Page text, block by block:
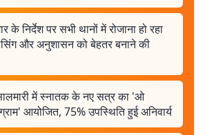
के निर्देश पर सभी थानों में रोजाना हो रहा
और अनुशासन को बेहतर बनाने की
में स्नातक के नए सत्र का 'ओ
आयोजित, 75% उपस्थिति हुई अनिवार्य